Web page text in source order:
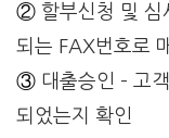
② 할부신청 및 심
되는 FAX번호로
③ 대출승인 – 고
되었는지 확인